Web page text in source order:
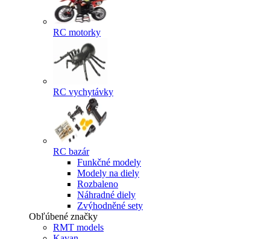
RC motorky
RC vychytávky
RC bazár
Funkčné modely
Modely na diely
Rozbaleno
Náhradné diely
Zvýhodněné sety
Obľúbené značky
RMT models